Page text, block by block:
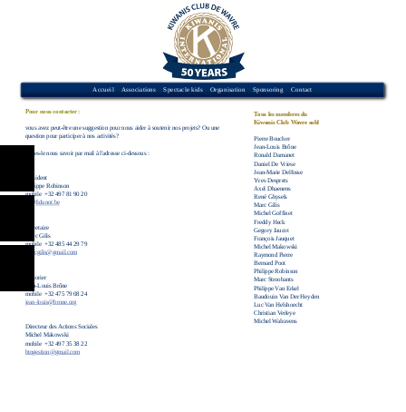
Accueil Associations Spectacle kids Organisation Sponsoring Contact
Tous les membres du
Kiwanis Club Wavre asbl
Pierre Boucher
Jean-Louis Brône
Ronald Damanet
Daniel De Vriese
Jean-Marie Delfosse
Yves Desprets
Axel Dhaenens
René Ghysels
Marc Gilis
Michel Goffinet
Freddy Heck
Gegory Jaucot
François Jauquet
Michel Makowski
Raymond Pierre
Bernard Poot
Philippe Robinson
Marc Stroobants
Philippe Van Erkel
Baudouin Van Der Heyden
Luc Van Helshoecht
Christian Verleye
Michel Walravens
Pour nous contacter :
vous avez peut-être une suggestion pour nous aider à soutenir nos projets? Ou une
question pour participer à nos activités?
Faites-le nous savoir par mail à l'adresse ci-dessous :
Président
Philippe Robinson
mobile ‭ +32 497 81 90 20
pr@fidunot.be
Sécretaire
Marc Gilis
mobile +32 485 44 29 79
marcgilis@gmail.com
Trésorier
Jean-Louis Brône
mobile ‭ +32 475 79 08 24
jean-louis@brone.org
Directeur des Actions Sociales
Michel Makowski
mobile ‭ +32 497 35 38 22
btngestion@gmail.com